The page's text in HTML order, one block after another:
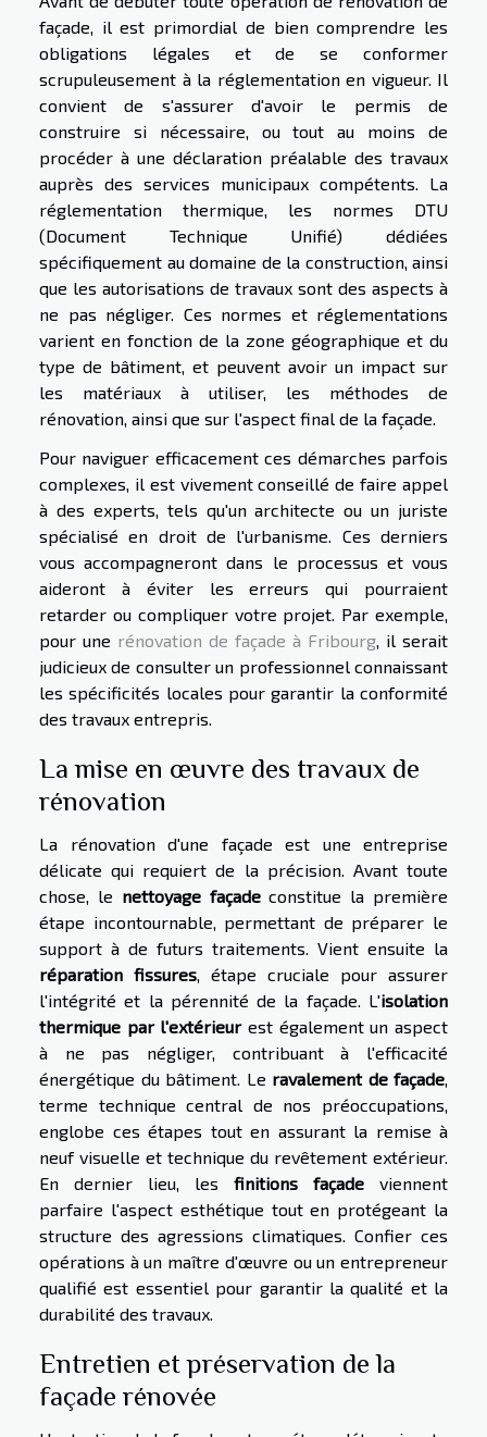
façade, il est primordial de bien comprendre les
obligations légales et de se conformer
scrupuleusement à la réglementation en vigueur. Il
convient de s'assurer d'avoir le permis de
construire si nécessaire, ou tout au moins de
procéder à une déclaration préalable des travaux
auprès des services municipaux compétents. La
réglementation thermique, les normes DTU
(Document Technique Unifié) dédiées
spécifiquement au domaine de la construction, ainsi
que les autorisations de travaux sont des aspects à
ne pas négliger. Ces normes et réglementations
varient en fonction de la zone géographique et du
type de bâtiment, et peuvent avoir un impact sur
les matériaux à utiliser, les méthodes de
rénovation, ainsi que sur l'aspect final de la façade.
Pour naviguer efficacement ces démarches parfois
complexes, il est vivement conseillé de faire appel
à des experts, tels qu'un architecte ou un juriste
spécialisé en droit de l'urbanisme. Ces derniers
vous accompagneront dans le processus et vous
aideront à éviter les erreurs qui pourraient
retarder ou compliquer votre projet. Par exemple,
pour une rénovation de façade à Fribourg, il serait
judicieux de consulter un professionnel connaissant
les spécificités locales pour garantir la conformité
des travaux entrepris.
La mise en œuvre des travaux de
rénovation
La rénovation d'une façade est une entreprise
délicate qui requiert de la précision. Avant toute
chose, le nettoyage façadeconstitue la première
étape incontournable, permettant de préparer le
support à de futurs traitements. Vient ensuite la
réparation fissures, étape cruciale pour assurer
l'intégrité et la pérennité de la façade. L'isolation
thermique par l'extérieurest également un aspect
à ne pas négliger, contribuant à l'efficacité
énergétique du bâtiment. Le ravalement de façade,
terme technique central de nos préoccupations,
englobe ces étapes tout en assurant la remise à
neuf visuelle et technique du revêtement extérieur.
En dernier lieu, les finitions façade viennent
parfaire l'aspect esthétique tout en protégeant la
structure des agressions climatiques. Confier ces
opérations à un maître d'œuvre ou un entrepreneur
qualifié est essentiel pour garantir la qualité et la
durabilité des travaux.
Entretien et préservation de la
façade rénovée